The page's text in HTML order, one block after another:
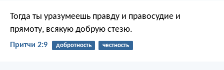
Тогда ты уразумеешь правду и правосудие и
прямоту, всякую добрую стезю.
Притчи 2:9 добротность честность